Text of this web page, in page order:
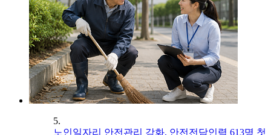
5.
노인일자리 안전관리 강화, 안전전담인력 613명 첫